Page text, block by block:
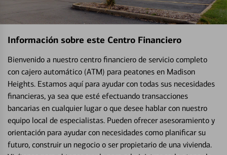
Información sobre este Centro Financiero
Bienvenido a nuestro centro financiero de servicio completo
con cajero automático (ATM) para peatones en Madison
Heights. Estamos aquí para ayudar con todas sus necesidades
financieras, ya sea que esté efectuando transacciones
bancarias en cualquier lugar o que desee hablar con nuestro
equipo local de especialistas. Pueden ofrecer asesoramiento y
orientación para ayudar con necesidades como planificar su
futuro, construir un negocio o ser propietario de una vivienda.